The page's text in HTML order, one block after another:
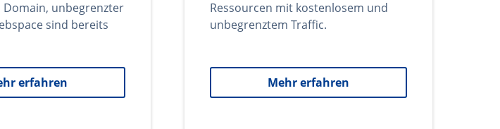
Domain, unbegrenzter
sind bereits
erfahren
Ressourcen mit kostenlosem und
unbegrenztem Traffic.
Mehr erfahren